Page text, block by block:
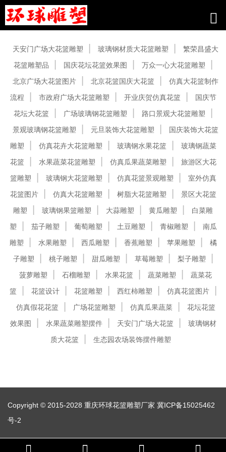
天安门广场大花篮雕塑 玻璃钢材质大花篮雕塑
繁荣昌盛大
花篮雕塑品
国庆花坛花篮效果图
万众一心大花篮雕塑
北京广场大花篮图片
北京花篮国庆大花篮
仿真大花篮制作
流程
市政府广场大花篮雕塑 开业庆贺仿真花篮
国庆节
花坛大花篮
广场玻璃钢花篮雕塑
路口景观大花篮雕塑
景观玻璃钢花篮雕塑
元旦装饰大花篮雕塑
国庆装饰大花篮
雕塑
仿真花卉大花篮雕塑 玻璃钢水果花篮
玻璃钢蔬菜
花篮
水果蔬菜花篮雕塑 仿真瓜果蔬菜雕塑
旅游区大花
篮雕塑
玻璃钢大花篮雕塑 仿真花篮景观雕塑
室外仿真
花篮图片
仿真大花篮雕塑 树脂大花篮雕塑
景区大花篮
雕塑
玻璃钢果篮雕塑 大蒜雕塑 黄瓜雕塑
白菜雕
塑
茄子雕塑 葡萄雕塑 土豆雕塑 青椒雕塑
南瓜
雕塑
水果雕塑 西瓜雕塑 香蕉雕塑 苹果雕塑
橘
子雕塑
桃子雕塑 甜瓜雕塑 草莓雕塑
梨子雕塑
菠萝雕塑
石榴雕塑 水果花篮 蔬菜雕塑
蔬菜花
篮
花篮设计 花篮雕塑 西红柿雕塑
仿真花篮图片
仿真假花花篮
广场花篮雕塑 仿真瓜果蔬菜
花坛花篮
效果图
水果蔬菜雕塑摆件 天安门广场大花篮
玻璃钢材
质大花篮
生态园农场装饰摆件雕塑
Copyright © 2015-2028 重庆环球花篮雕塑厂家 冀ICP备15025462
号-2